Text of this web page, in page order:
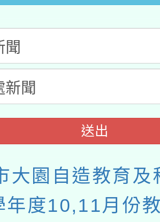
之民眾」措施，延
日止
送出
大園自造教育及
年度10,11月份